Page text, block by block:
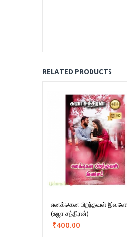
RELATED PRODUCTS
எனக்கென பிறந்தவள் இவளே!
(சுஜா சந்திரன்)
400.00